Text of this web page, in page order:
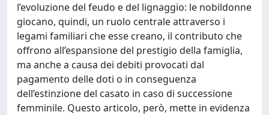
l’evoluzione del feudo e del lignaggio: le nobildonne
giocano, quindi, un ruolo centrale attraverso i
legami familiari che esse creano, il contributo che
offrono all’espansione del prestigio della famiglia,
ma anche a causa dei debiti provocati dal
pagamento delle doti o in conseguenza
dell’estinzione del casato in caso di successione
femminile. Questo articolo, però, mette in evidenza